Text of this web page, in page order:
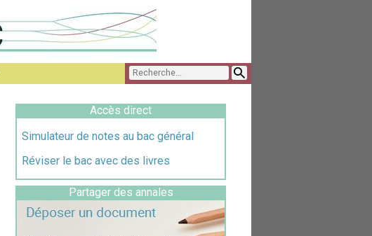
Accès direct
Simulateur de notes au bac général
Réviser le bac avec des livres
Partager des annales